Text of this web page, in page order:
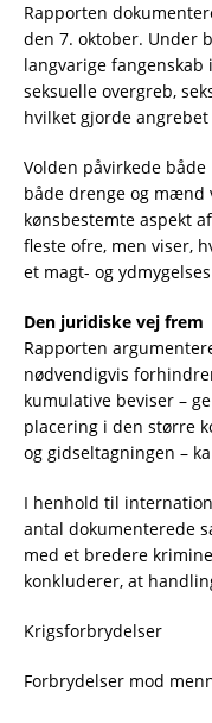
Rapporten
den 7. oktober. Under
langvarige
seksuelle overgreb,
hvilket gjorde
Volden påvirkede
både drenge og mænd
kønsbestemte aspekt
fleste ofre, men viser,
et magt- og
Den juridiske vej frem
Rapporten
nødvendigvis
kumulative beviser –
placering i den større
og gidseltagningen –
I henhold til
antal dokumenterede
med et bredere
konkluderer, at
Krigsforbrydelser
Forbrydelser mod